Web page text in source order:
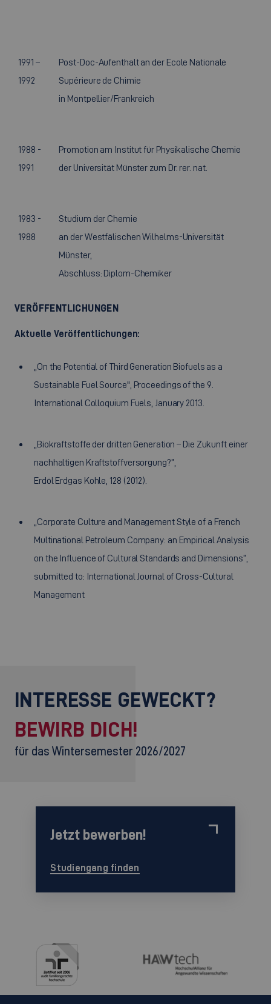
1991 –
1992
Post-Doc-Aufenthalt an der Ecole Nationale
Supérieure de Chimie
in Montpellier/Frankreich
1988 -
1991
Promotion am Institut für Physikalische Chemie
der Universität Münster zum Dr. rer. nat.
1983 -
1988
Studium der Chemie
an der Westfälischen Wilhelms-Universität
Münster,
Abschluss: Diplom-Chemiker
VERÖFFENTLICHUNGEN
Aktuelle Veröffentlichungen:
„On the Potential of Third Generation Biofuels as a
Sustainable Fuel Source", Proceedings of the 9.
International Colloquium Fuels, January 2013.
„Biokraftstoffe der dritten Generation – Die Zukunft einer
nachhaltigen Kraftstoffversorgung?”,
Erdöl Erdgas Kohle, 128 (2012).
„Corporate Culture and Management Style of a French
Multinational Petroleum Company: an Empirical Analysis
on the Influence of Cultural Standards and Dimensions”,
submitted to: International Journal of Cross-Cultural
Management
INTERESSE GEWECKT?
BEWIRB DICH!
für das Wintersemester 2026/2027
Jetzt bewerben!
Studiengang finden